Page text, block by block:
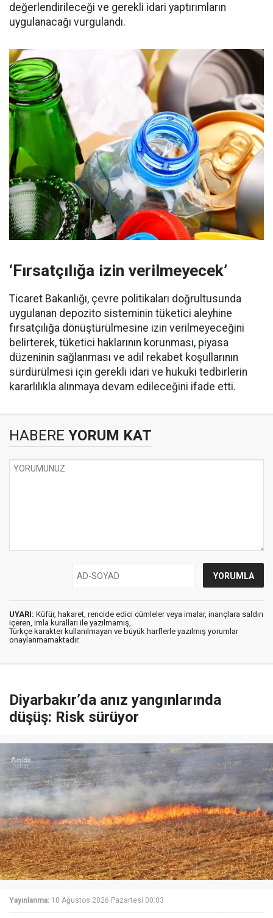
değerlendirileceği ve gerekli idari yaptırımların
uygulanacağı vurgulandı.
‘Fırsatçılığa izin verilmeyecek’
Ticaret Bakanlığı, çevre politikaları doğrultusunda
uygulanan depozito sisteminin tüketici aleyhine
fırsatçılığa dönüştürülmesine izin verilmeyeceğini
belirterek, tüketici haklarının korunması, piyasa
düzeninin sağlanması ve adil rekabet koşullarının
sürdürülmesi için gerekli idari ve hukuki tedbirlerin
kararlılıkla alınmaya devam edileceğini ifade etti.
HABERE YORUM KAT
UYARI: Küfür, hakaret, rencide edici cümleler veya imalar, inançlara saldırı
içeren, imla kuralları ile yazılmamış,
Türkçe karakter kullanılmayan ve büyük harflerle yazılmış yorumlar
onaylanmamaktadır.
Diyarbakır’da anız yangınlarında
düşüş: Risk sürüyor
Yayınlanma: 10 Ağustos 2026 Pazartesi 00:03